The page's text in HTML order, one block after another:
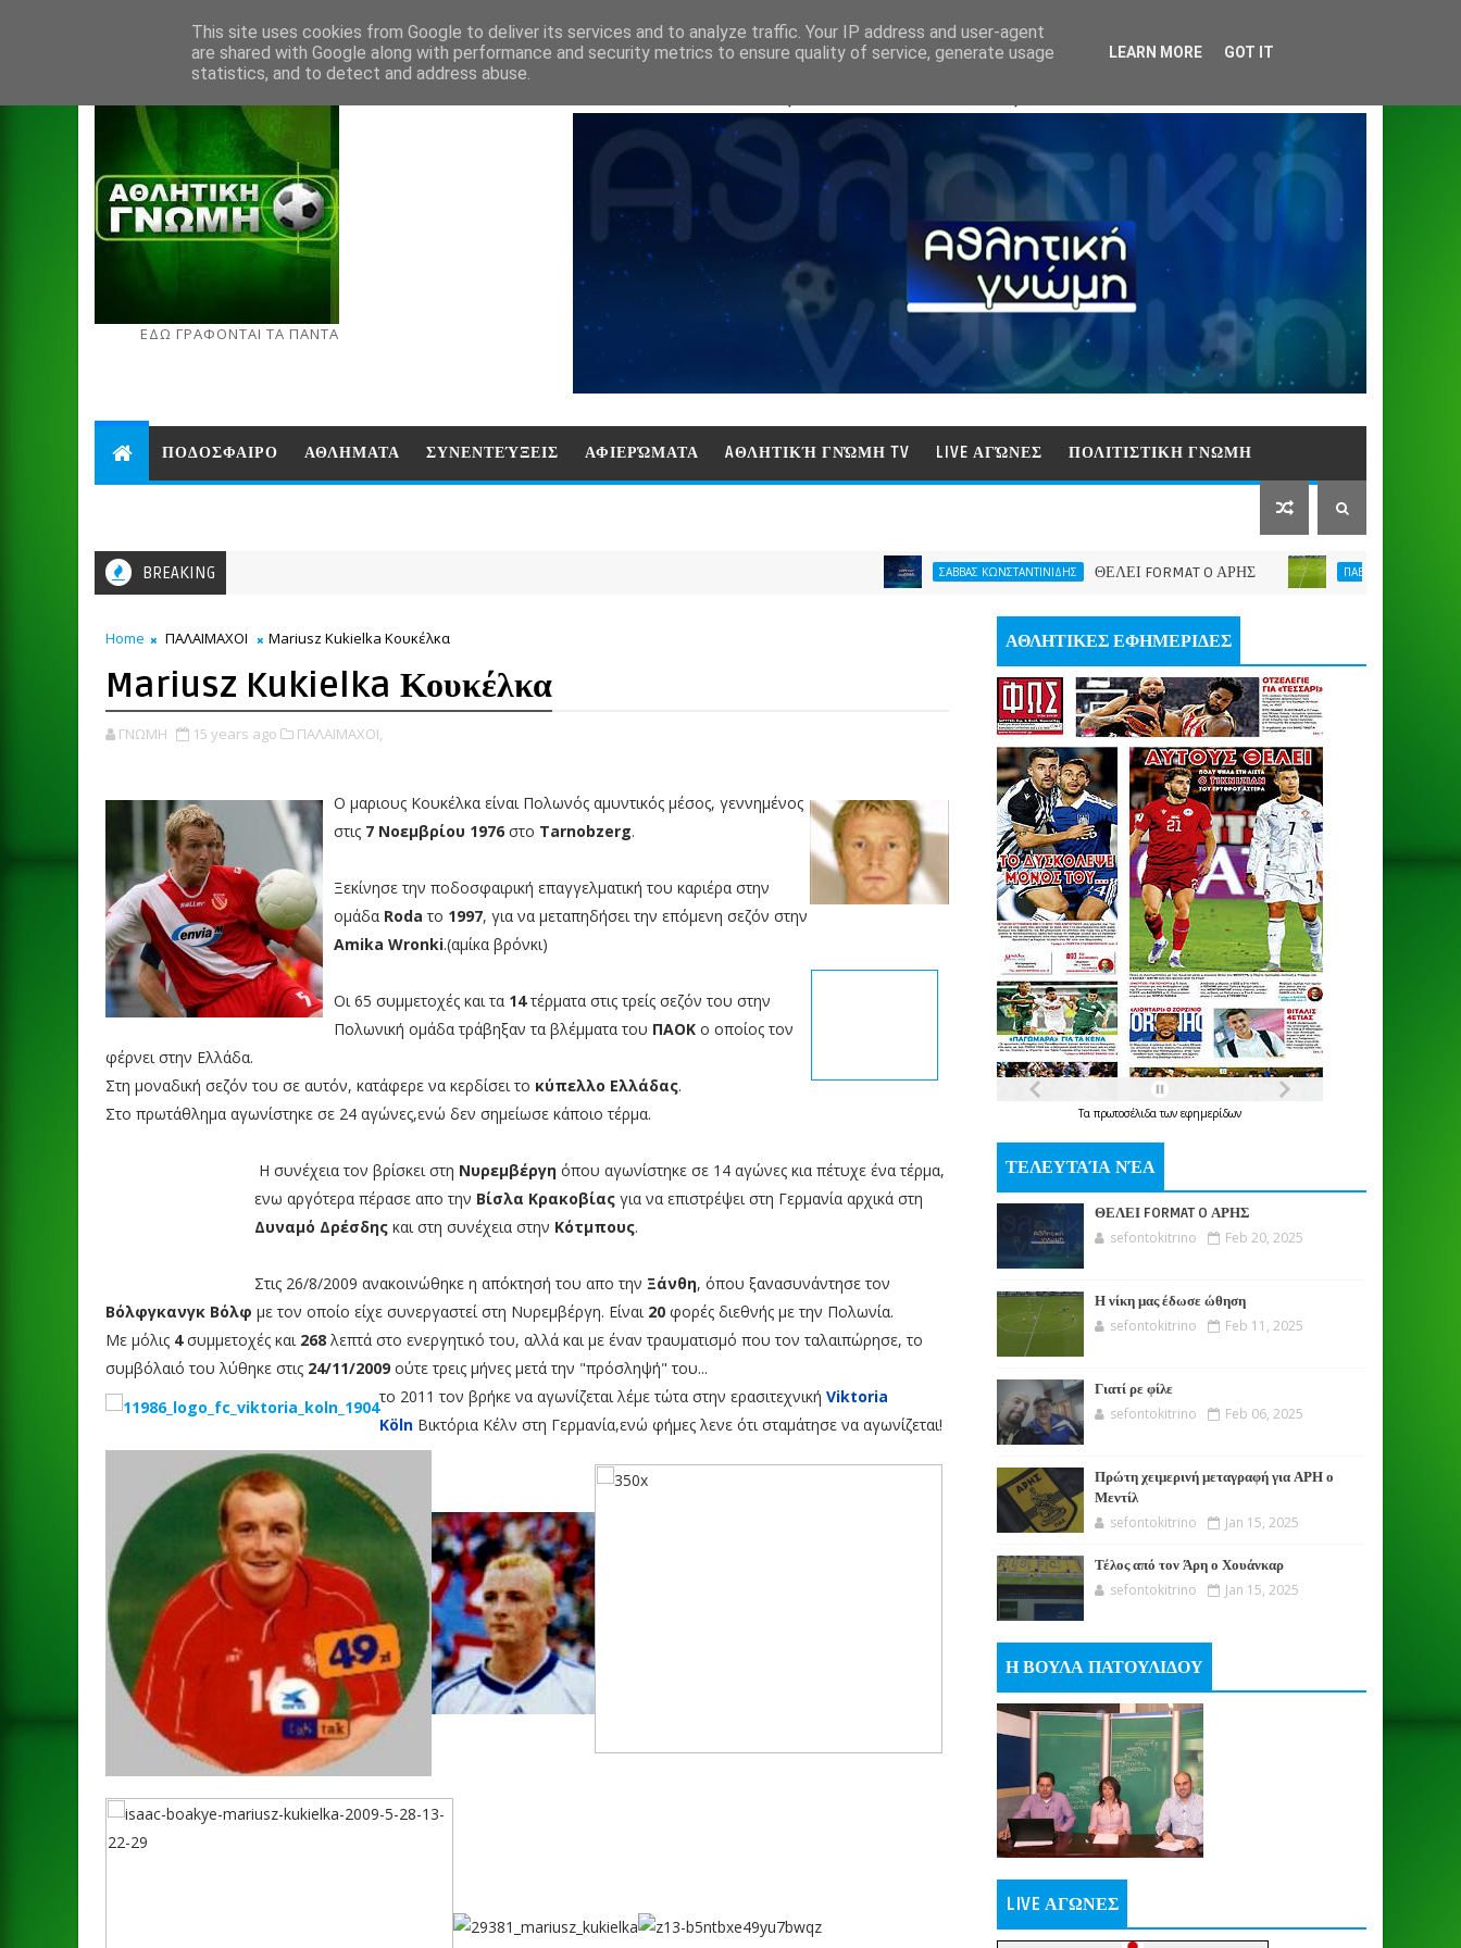
ΕΔΩ ΓΡΑΦΟΝΤΑΙ ΤΑ ΠΑΝΤΑ
ΠΟΔΟΣΦΑΙΡΟ ΑΘΛΗΜΑΤΑ ΣΥΝΕΝΤΕΎΞΕΙΣ ΑΦΙΕΡΏΜΑΤΑ AΘΛΗΤΙΚΉ ΓΝΏΜΗ TV LIVE ΑΓΏΝΕΣ ΠΟΛΙΤΙΣΤΙΚΗ ΓΝΩΜΗ
BREAKING ΣΑΒΒΑΣ ΚΩΝΣΤΑΝΤΙΝΙΔΗΣ ΘΕΛΕΙ FORMAT O ΑΡΗΣ ΠΑΕ ΑΡΗΣ Η νίκη μας έδωσε
Home ΠΑΛΑΙΜΑΧΟΙ Mariusz Kukielka Κουκέλκα
Mariusz Kukielka Κουκέλκα
ΓΝΩΜΗ 15 years ago ΠΑΛΑΙΜΑΧΟΙ,
Ο μαριους Κουκέλκα είναι Πολωνός αμυντικός μέσος, γεννημένος
στις 7 Νοεμβρίου 1976 στο Tarnobzerg.
Ξεκίνησε την ποδοσφαιρική επαγγελματική του καριέρα στην
ομάδα Roda το 1997, για να μεταπηδήσει την επόμενη σεζόν στην
Amika Wronki.(αμίκα βρόνκι)
Οι 65 συμμετοχές και τα 14τέρματα στις τρείς σεζόν του στην
Πολωνική ομάδα τράβηξαν τα βλέμματα του ΠΑΟΚ ο οποίος τον
φέρνει στην Ελλάδα.
Στη μοναδική σεζόν του σε αυτόν, κατάφερε να κερδίσει το κύπελλο Ελλάδας.
Στο πρωτάθλημα αγωνίστηκε σε 24 αγώνες,ενώ δεν σημείωσε κάποιο τέρμα.
Η συνέχεια τον βρίσκει στη Νυρεμβέργη όπου αγωνίστηκε σε 14 αγώνες κια πέτυχε ένα τέρμα,
ενω αργότερα πέρασε απο την Βίσλα Κρακοβίας για να επιστρέψει στη Γερμανία αρχικά στη
Δυναμό Δρέσδης και στη συνέχεια στην Κότμπους.
Στις 26/8/2009 ανακοινώθηκε η απόκτησή του απο την Ξάνθη, όπου ξανασυνάντησε τον
Βόλφγκανγκ Βόλφ με τον οποίο είχε συνεργαστεί στη Νυρεμβέργη. Είναι 20 φορές διεθνής με την Πολωνία.
Με μόλις 4συμμετοχές και 268 λεπτά στο ενεργητικό του, αλλά και με έναν τραυματισμό που τον ταλαιπώρησε, το
συμβόλαιό του λύθηκε στις 24/11/2009 ούτε τρεις μήνες μετά την "πρόσληψή" του...
το 2011 τον βρήκε να αγωνίζεται λέμε τώτα στην ερασιτεχνική Viktoria
Köln Βικτόρια Κέλν στη Γερμανία,ενώ φήμες λενε ότι σταμάτησε να αγωνίζεται!
ΑΘΛΗΤΙΚΕΣ ΕΦΗΜΕΡΙΔΕΣ
Τα πρωτοσέλιδατων εφημερίδων
ΤΕΛΕΥΤΑΊΑ ΝΈΑ
ΘΕΛΕΙ FORMAT O ΑΡΗΣ
sefontokitrino Feb 20, 2025
Η νίκη μας έδωσε ώθηση
sefontokitrino Feb 11, 2025
Γιατί ρε φίλε
sefontokitrino Feb 06, 2025
Πρώτη χειμερινή μεταγραφή για ΑΡΗ ο
Μεντίλ
sefontokitrino Jan 15, 2025
Τέλος από τον Άρη ο Χουάνκαρ
sefontokitrino Jan 15, 2025
Η ΒΟΥΛΑ ΠΑΤΟΥΛΙΔΟΥ
LIVE ΑΓΩΝΕΣ
This site uses cookies from Google to deliver its services and to analyze traffic. Your IP address and user-agent
are shared with Google along with performance and security metrics to ensure quality of service, generate usage
statistics, and to detect and address abuse.
LEARN MORE GOT IT